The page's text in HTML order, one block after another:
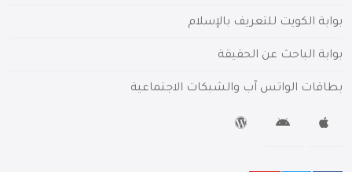
بوابة الكويت للتعريف بالإسلام
بوابة الباحث عن الحقيقة
بطاقات الواتس آب والشبكات الاجتماعية